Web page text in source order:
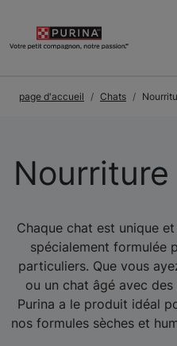
page d'accueil Chats
Chaque chat est unique
spécialement formulée
particuliers. Que vous
ou un chat âgé avec
Purina a le produit idéal
nos formules sèches et